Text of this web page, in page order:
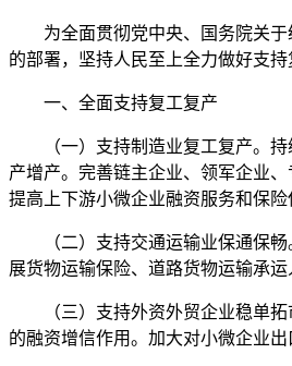
为全面贯彻党中央、国务院关于
的部署，坚持人民至上全力做好支
一、全面支持复工复产
（一）支持制造业复工复产。持
产增产。完善链主企业、领军企业
提高上下游小微企业融资服务和保险
（二）支持交通运输业保通保畅
展货物运输保险、道路货物运输承
（三）支持外资外贸企业稳单拓
的融资增信作用。加大对小微企业